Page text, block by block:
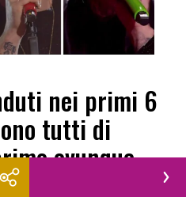
nei primi 6
tutti di
ovunque